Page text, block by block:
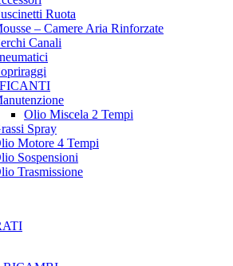
Ruota
– Camere Aria Rinforzate
Canali
Olio Miscela 2 Tempi
Spray
Motore 4 Tempi
Sospensioni
Trasmissione